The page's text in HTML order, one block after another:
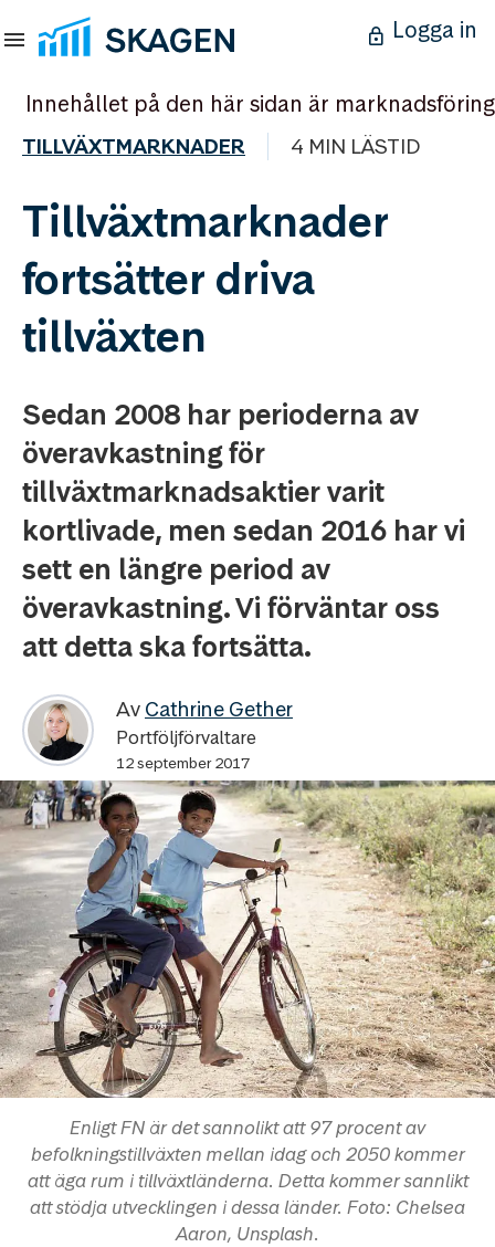
Logga in
Innehållet på den här sidan är marknadsföring
TILLVÄXTMARKNADER 4 MIN LÄSTID
Tillväxtmarknader
fortsätter driva
tillväxten
Sedan 2008 har perioderna av
överavkastning för
tillväxtmarknadsaktier varit
kortlivade, men sedan 2016 har vi
sett en längre period av
överavkastning. Vi förväntar oss
att detta ska fortsätta.
Av Cathrine Gether
Portföljförvaltare
12 september 2017
Enligt FN är det sannolikt att 97 procent av
befolkningstillväxten mellan idag och 2050 kommer
att äga rum i tillväxtländerna. Detta kommer sannlikt
att stödja utvecklingen i dessa länder. Foto: Chelsea
Aaron, Unsplash.